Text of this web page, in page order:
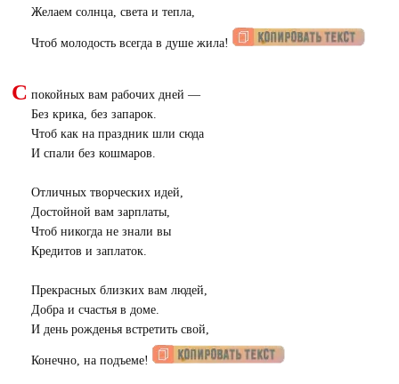
Желаем солнца, света и тепла,
Чтоб молодость всегда в душе жила!
С покойных вам рабочих дней —
Без крика, без запарок.
Чтоб как на праздник шли сюда
И спали без кошмаров.
Отличных творческих идей,
Достойной вам зарплаты,
Чтоб никогда не знали вы
Кредитов и заплаток.
Прекрасных близких вам людей,
Добра и счастья в доме.
И день рожденья встретить свой,
Конечно, на подъеме!